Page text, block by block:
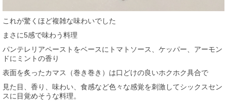
これが驚くほど複雑な味わいでした
まさに5感で味わう料理
パンテレリアペーストをベースにトマトソース、ケッパー、アーモン
ドにミントの香り
表面を炙ったカマス（巻き巻き）は口どけの良いホクホク具合で
見た目、香り、味わい、食感など色々な感覚を刺激してシックスセン
スに目覚めそうな料理。